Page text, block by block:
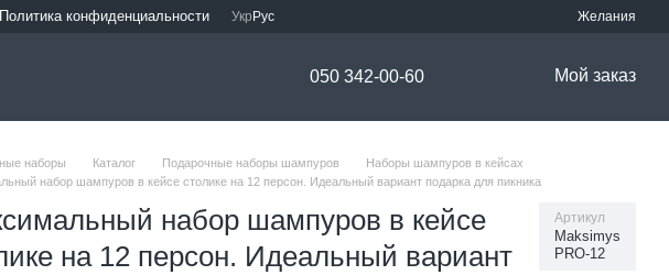
Политика конфиденциальности Укр Рус Желания
050 342-00-60 Мой заказ
наборы Каталог Подарочные наборы шампуров
Наборы шампуров в кейсах
набор шампуров в кейсе столике на 12 персон. Идеальный вариант подарка для пикника
набор шампуров в кейсе
на 12 персон. Идеальный вариант
Артикул
Maksimys
PRO-12